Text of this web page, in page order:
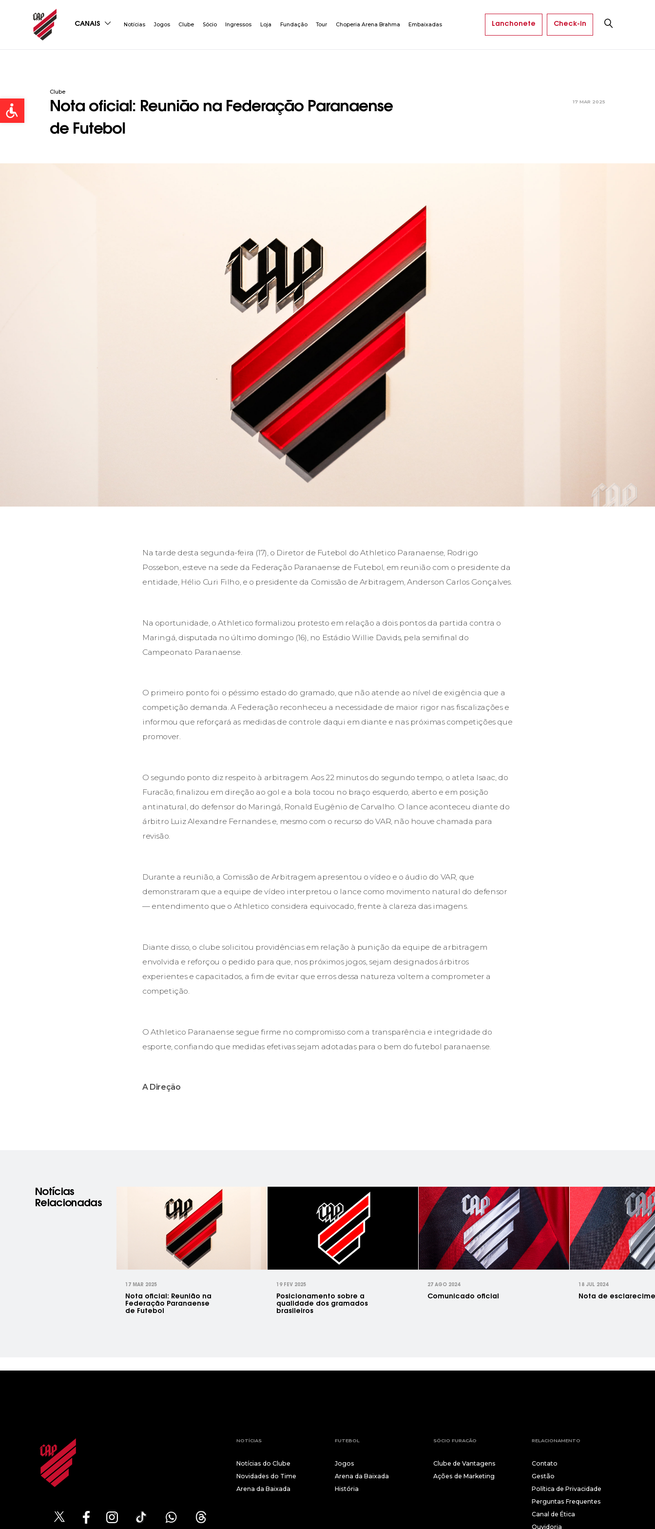
Open toolbar
CANAIS Notícias Jogos Clube Sócio Ingressos Loja Fundação Tour Choperia Arena Brahma Embaixadas Lanchonete Check-in
Clube
Nota oficial: Reunião na Federação Paranaense
de Futebol
17 MAR 2025
Na tarde desta segunda-feira (17), o Diretor de Futebol do Athletico Paranaense, Rodrigo
Possebon, esteve na sede da Federação Paranaense de Futebol, em reunião com o presidente da
entidade, Hélio Curi Filho, e o presidente da Comissão de Arbitragem, Anderson Carlos Gonçalves.
Na oportunidade, o Athletico formalizou protesto em relação a dois pontos da partida contra o
Maringá, disputada no último domingo (16), no Estádio Willie Davids, pela semifinal do
Campeonato Paranaense.
O primeiro ponto foi o péssimo estado do gramado, que não atende ao nível de exigência que a
competição demanda. A Federação reconheceu a necessidade de maior rigor nas fiscalizações e
informou que reforçará as medidas de controle daqui em diante e nas próximas competições que
promover.
O segundo ponto diz respeito à arbitragem. Aos 22 minutos do segundo tempo, o atleta Isaac, do
Furacão, finalizou em direção ao gol e a bola tocou no braço esquerdo, aberto e em posição
antinatural, do defensor do Maringá, Ronald Eugênio de Carvalho. O lance aconteceu diante do
árbitro Luiz Alexandre Fernandes e, mesmo com o recurso do VAR, não houve chamada para
revisão.
Durante a reunião, a Comissão de Arbitragem apresentou o vídeo e o áudio do VAR, que
demonstraram que a equipe de vídeo interpretou o lance como movimento natural do defensor
— entendimento que o Athletico considera equivocado, frente à clareza das imagens.
Diante disso, o clube solicitou providências em relação à punição da equipe de arbitragem
envolvida e reforçou o pedido para que, nos próximos jogos, sejam designados árbitros
experientes e capacitados, a fim de evitar que erros dessa natureza voltem a comprometer a
competição.
O Athletico Paranaense segue firme no compromisso com a transparência e integridade do
esporte, confiando que medidas efetivas sejam adotadas para o bem do futebol paranaense.
A Direção
Notícias
Relacionadas
17 MAR 2025
Nota oficial: Reunião na
Federação Paranaense
de Futebol
19 FEV 2025
Posicionamento sobre a
qualidade dos gramados
brasileiros
27 AGO 2024
Comunicado oficial
18 JUL 2024
Nota de
NOTÍCIAS
Notícias do Clube
Novidades do Time
Arena da Baixada
FUTEBOL
Jogos
Arena da Baixada
História
SÓCIO FURACÃO
Clube de Vantagens
Ações de Marketing
RELACIONAMENTO
Contato
Gestão
Política de Privacidade
Perguntas Frequentes
Canal de Ética
Ouvidoria